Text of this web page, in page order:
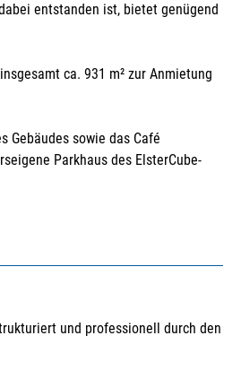
entstanden ist, bietet genügend
ca. 931 m² zur Anmietung
Gebäudes sowie das Café
Parkhaus des ElsterCube-
und professionell durch den